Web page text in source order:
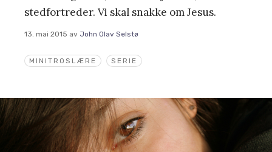
MINITROSLÆRE SERIE
stedfortreder. Vi skal snakke om Jesus.
13. mai 2015 av John Olav Selstø